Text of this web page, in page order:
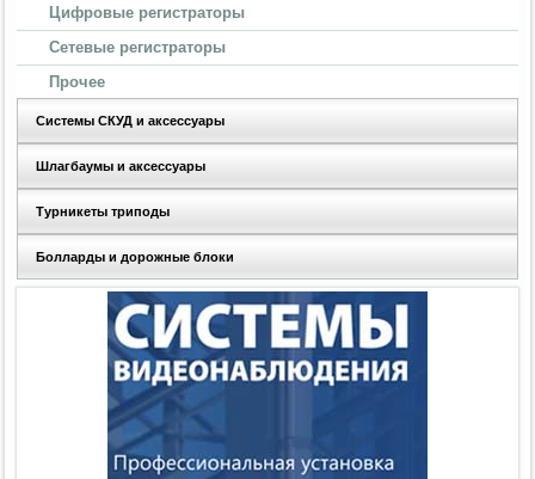
Цифровые регистраторы
Сетевые регистраторы
Прочее
Системы СКУД и аксессуары
Шлагбаумы и аксессуары
Турникеты триподы
Болларды и дорожные блоки